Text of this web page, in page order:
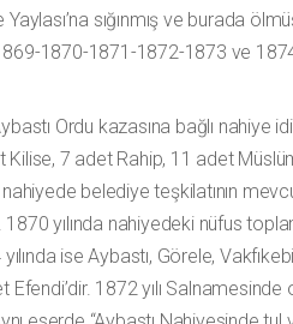
sığınmış ve burada
1870-1871-1872-1873 ve
Ordu kazasına bağlı
7 adet Rahip, 11 adet
belediye teşkilatının
yılında nahiyedeki nüfus
ise Aybastı, Görele,
1872 yılı